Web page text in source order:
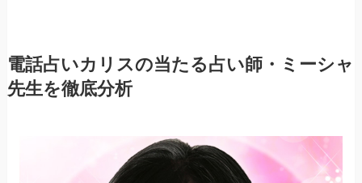
電話占いカリスの当たる占い師・ミーシャ
先生を徹底分析